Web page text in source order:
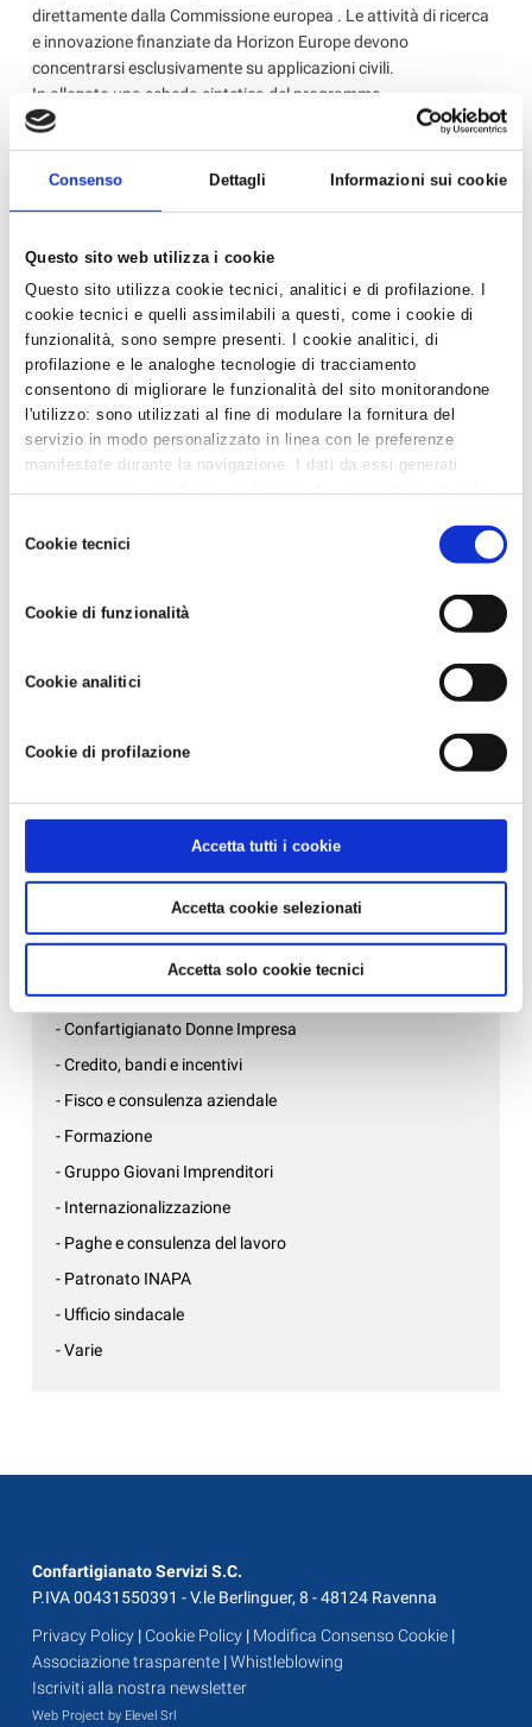
Consenso Dettagli Informazioni sui cookie
Questo sito web utilizza i cookie
Questo sito utilizza cookie tecnici, analitici e di profilazione. I
cookie tecnici e quelli assimilabili a questi, come i cookie di
funzionalità, sono sempre presenti. I cookie analitici, di
profilazione e le analoghe tecnologie di tracciamento
consentono di migliorare le funzionalità del sito monitorandone
l'utilizzo: sono utilizzati al fine di modulare la fornitura del
servizio in modo personalizzato in linea con le preferenze
manifestate durante la navigazione. I dati da essi generati
cookie cliccare su "Accetta tutti i cookie". Per differenziare le
preferenze e negare il consenso cliccare su "Personalizza
permanere delle impostazioni di default e dunque la
strumenti di tracciamento diversi da quelli tecnici. Infine, per
avere maggiori informazioni, leggere la
delCookie tecnici
Cookie di funzionalità
Cookie analitici
Cookie di profilazione
Accetta tutti i cookie
Accetta cookie selezionati
Accetta solo cookie tecnici
direttamente dalla Commissione europea . Le attività di ricerca
e innovazione finanziate da Horizon Europe devono
concentrarsi esclusivamente su applicazioni civili.
In allegato una scheda sintetica del programma.
Allegati
2021_06_28_09_49.pdf
‹ Torna all'elenco
News in Primo Piano
- AZIENDEPIÙ 3/2026 (FASCICOLO NR. 128) -
GIUGNO/LUGLIO/AGOSTO 2026 IN ...
- CONFARTIGIANATO IMPRESE RAVENNA E WELFARE
- CAAF CONFARTIGIANATO: ASSISTENZA QUALIFICATA
- DA CONFARTIGIANATO, SE HAI MENO DI 25 ANNI, LA
- LA TUA AZIENDA E' DAVVERO SOSTENIBILE?...
News per settore
- Affari generali e inizio attività
- AziendePiù
- Confartigianato Donne Impresa
- Credito, bandi e incentivi
- Fisco e consulenza aziendale
- Formazione
- Gruppo Giovani Imprenditori
- Internazionalizzazione
- Paghe e consulenza del lavoro
- Patronato INAPA
- Ufficio sindacale
- Varie
Confartigianato Servizi S.C.
P.IVA 00431550391 - V.le Berlinguer, 8 - 48124 Ravenna
Privacy Policy |Cookie Policy | Modifica Consenso Cookie |
Associazione trasparente |Whistleblowing
Iscriviti alla nostra newsletter
Web Project by Elevel Srl